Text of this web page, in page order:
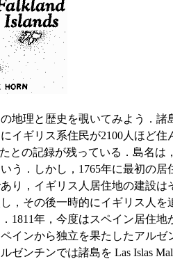
理と歴史を覗いてみよう．諸
イギリス系住民が2100人ほど住
との記録が残っている．島名は
う．しかし，1765年に最初の居
り，イギリス人居住地の建設は
，その後一時的にイギリス人
1811年，今度はスペイン居住
インから独立を果たしたアルゼ
ゼンチンでは諸島を Las Islas